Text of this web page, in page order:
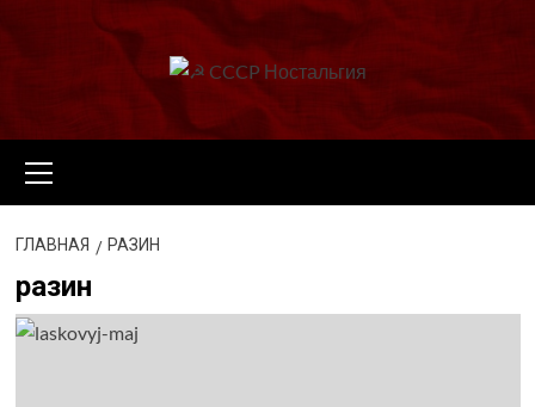
меню
ГЛАВНАЯ РАЗИН
разин